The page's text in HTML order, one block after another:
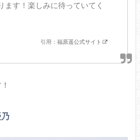
ます！楽しみに待っていてく
引用： 福原遥公式サイト